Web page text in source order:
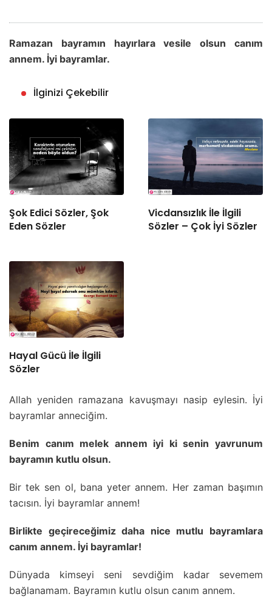
Ramazan bayramın hayırlara vesile olsun canım
annem. İyi bayramlar.
İlginizi Çekebilir
Şok Edici Sözler, Şok
Eden Sözler
Vicdansızlık İle İlgili
Sözler – Çok İyi Sözler
Hayal Gücü İle İlgili
Sözler
Allah yeniden ramazana kavuşmayı nasip eylesin. İyi
bayramlar anneciğim.
Benim canım melek annem iyi ki senin yavrunum
bayramın kutlu olsun.
Bir tek sen ol, bana yeter annem. Her zaman başımın
tacısın. İyi bayramlar annem!
Birlikte geçireceğimiz daha nice mutlu bayramlara
canım annem. İyi bayramlar!
Dünyada kimseyi seni sevdiğim kadar sevemem
bağlanamam. Bayramın kutlu olsun canım annem.